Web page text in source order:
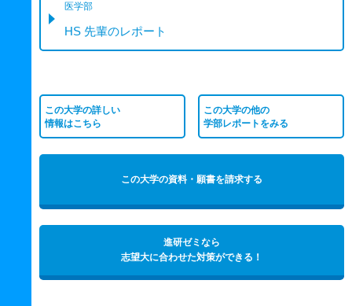
医学部
HS 先輩のレポート
この大学の詳しい
情報はこちら
この大学の他の
学部レポートをみる
この大学の資料・願書を請求する
進研ゼミなら
志望大に合わせた対策ができる！